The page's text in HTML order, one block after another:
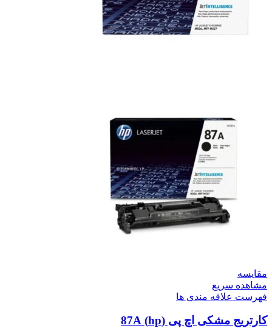
مقایسه
مشاهده سریع
فهرست علاقه مندی ها
کارتریج مشکی اچ پی (hp) 87A